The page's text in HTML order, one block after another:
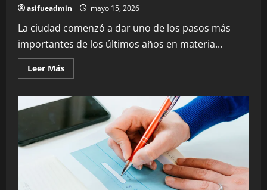
asifueadmin mayo 15, 2026
La ciudad comenzó a dar uno de los pasos más
importantes de los últimos años en materia...
Leer Más